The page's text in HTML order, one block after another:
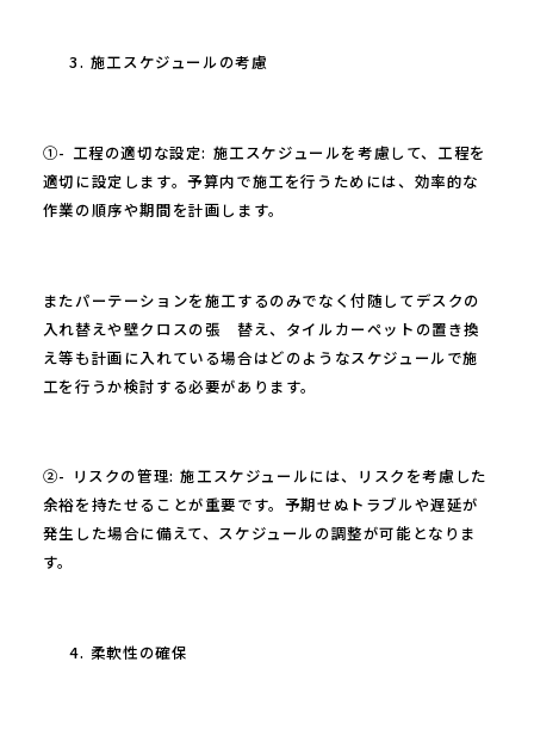
施工スケジュールの考慮
①- 工程の適切な設定: 施工スケジュールを考慮して、工程を
適切に設定します。予算内で施工を行うためには、効率的な
作業の順序や期間を計画します。
またパーテーションを施工するのみでなく付随してデスクの
入れ替えや壁クロスの張 替え、タイルカーペットの置き換
え等も計画に入れている場合はどのようなスケジュールで施
工を行うか検討する必要があります。
②- リスクの管理: 施工スケジュールには、リスクを考慮した
余裕を持たせることが重要です。予期せぬトラブルや遅延が
発生した場合に備えて、スケジュールの調整が可能となりま
す。
柔軟性の確保